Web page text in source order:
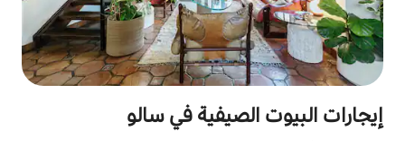
في سالو